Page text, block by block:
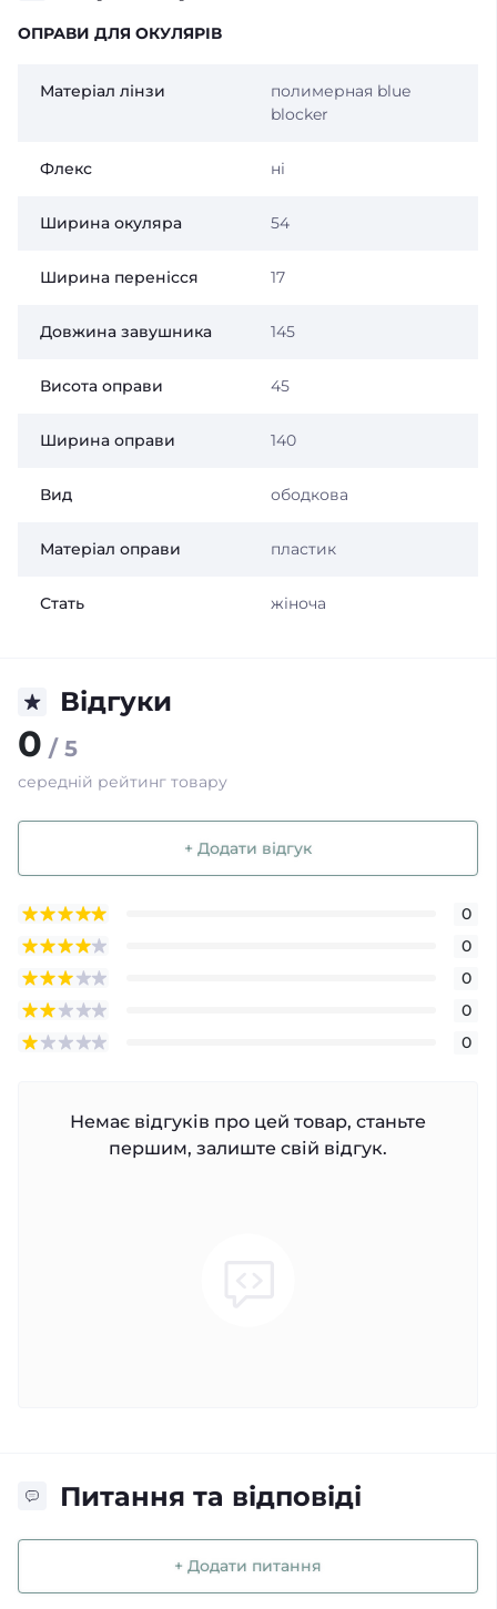
ОПРАВИ ДЛЯ ОКУЛЯРІВ
Матеріал лінзи
полимерная blue
blocker
Флекс ні
Ширина окуляра 54
Ширина перенісся 17
Довжина завушника 145
Висота оправи 45
Ширина оправи 140
Вид ободкова
Матеріал оправи пластик
Стать жіноча
Відгуки
0 / 5
середній рейтинг товару
+ Додати відгук
0
0
0
0
0
Немає відгуків про цей товар, станьте
першим, залиште свій відгук.
Питання та відповіді
+ Додати питання